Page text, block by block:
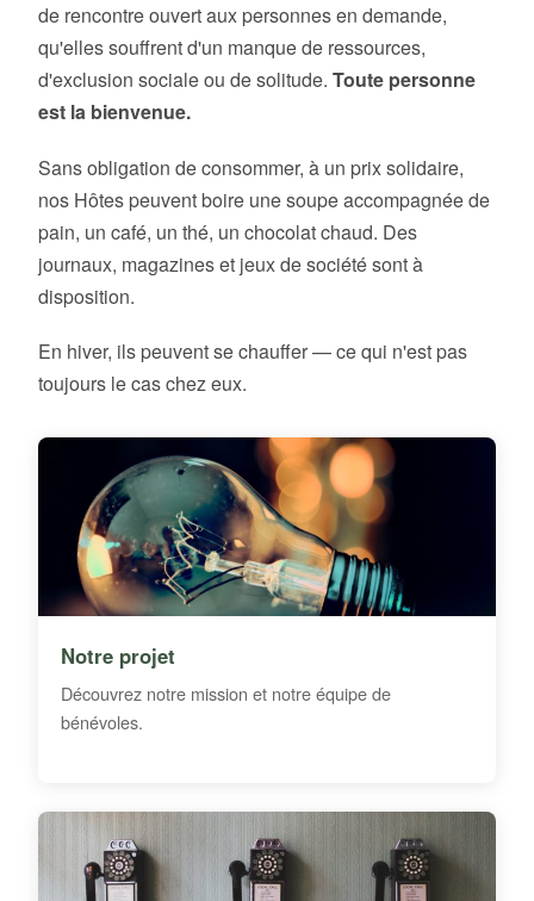
de rencontre ouvert aux personnes en demande,
qu'elles souffrent d'un manque de ressources,
d'exclusion sociale ou de solitude. Toute personne
est la bienvenue.
Sans obligation de consommer, à un prix solidaire,
nos Hôtes peuvent boire une soupe accompagnée de
pain, un café, un thé, un chocolat chaud. Des
journaux, magazines et jeux de société sont à
disposition.
En hiver, ils peuvent se chauffer — ce qui n'est pas
toujours le cas chez eux.
Notre projet
Découvrez notre mission et notre équipe de
bénévoles.